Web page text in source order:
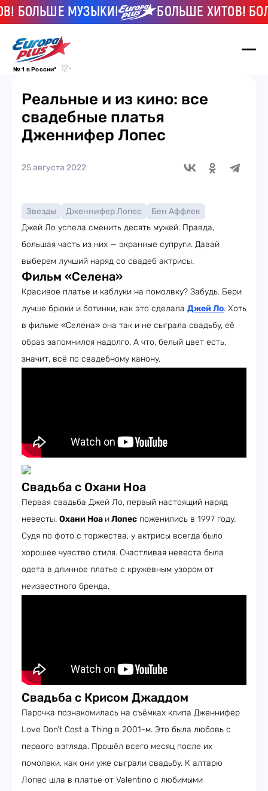
МУЗЫКИ! БОЛЬШЕ ХИТОВ!
№ 1 в России*
Реальные и из кино: все
свадебные платья
Дженнифер Лопес
25 августа 2022
Звезды Дженнифер Лопес
Бен Аффлек
Джей Ло успела сменить десять мужей. Правда,
большая часть из них — экранные супруги. Давай
выберем лучший наряд со свадеб актрисы.
Фильм «Селена»
Красивое платье и каблуки на помолвку? Забудь. Бери
лучше брюки и ботинки, как это сделала Джей Ло. Хоть
в фильме «Селена» она так и не сыграла свадьбу, её
образ запомнился надолго. А что, белый цвет есть,
значит, всё по свадебному канону.
Свадьба с Охани Ноа
Первая свадьба Джей Ло, первый настоящий наряд
невесты. Охани Ноа иЛопес поженились в 1997 году.
Судя по фото с торжества, у актрисы всегда было
хорошее чувство стиля. Счастливая невеста была
одета в длинное платье с кружевным узором от
неизвестного бренда.
Свадьба с Крисом Джаддом
Парочка познакомилась на съёмках клипа Дженнифер
Love Don’t Cost a Thing в 2001-м. Это была любовь с
первого взгляда. Прошёл всего месяц после их
помолвки, как они уже сыграли свадьбу. К алтарю
Лопес шла в платье от Valentino с любимыми